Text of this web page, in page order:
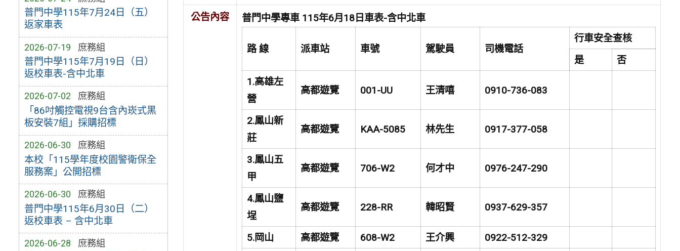
普門中學115年7月24日（五）
返家車表
2026-07-19 庶務組
普門中學115年7月19日（日）
返校車表-含中北車
2026-07-02 庶務組
「86吋觸控電視9台含內崁式黑
板安裝7組」採購招標
2026-06-30 庶務組
本校「115學年度校園警衛保全
服務案」公開招標
2026-06-30 庶務組
普門中學115年6月30日（二）
返校車表 – 含中北車
2026-06-28 庶務組
公告內容 普門中學專車 115年6月18日車表-含中北車
路 線 派車站 車號 駕駛員 司機電話
行車安全查核
是
否
1.高雄左
營
高都遊覽 001-UU 王清嘻 0910-736-083
2.鳳山新
莊
高都遊覽 KAA-5085 林先生 0917-377-058
3.鳳山五
甲
高都遊覽 706-W2 何才中 0976-247-290
4.鳳山鹽
埕
高都遊覽 228-RR 韓昭賢 0937-629-357
5.岡山 高都遊覽 608-W2 王介興
0922-512-329